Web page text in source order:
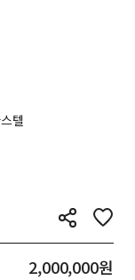
텔
2,000,000원